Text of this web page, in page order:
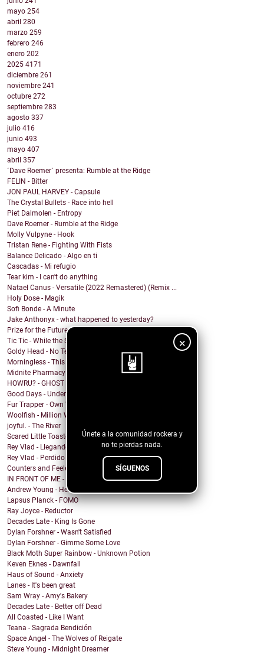
×
Únete a la comunidad rockera y
no te pierdas nada.
SÍGUENOS
mayo 254
abril 280
marzo 259
febrero 246
enero 202
2025 4171
diciembre 261
noviembre 241
octubre 272
septiembre 283
agosto 337
julio 416
junio 493
mayo 407
abril 357
´Dave Roemer´ presenta: Rumble at the Ridge
FELIN - Bitter
JON PAUL HARVEY - Capsule
The Crystal Bullets - Race into hell
Piet Dalmolen - Entropy
Dave Roemer - Rumble at the Ridge
Molly Vulpyne - Hook
Tristan Rene - Fighting With Fists
Balance Delicado - Algo en ti
Cascadas - Mi refugio
Tear kim - I can't do anything
Natael Canus - Versatile (2022 Remastered) (Remix ...
Holy Dose - Magik
Sofi Bonde - A Minute
Jake Anthonyx - what happened to yesterday?
Prize for the Future - Farewell
Tic Tic - While the Shadows Grow
Goldy Head - No Tengo Problema (Contigo)
Morningless - This Party
Midnite Pharmacy - Becoming
HOWRU? - GHOST
Good Days - Undertow
Fur Trapper - Own Worst Enemy
Woolfish - Million Ways
joyful. - The River
Scared Little Toaster - NO DECAF
Rey Vlad - Llegando al puerto
Rey Vlad - Perdido en altamar
Counters and Feelers - Golden Rule
IN FRONT OF ME - Screen Maniac
Andrew Young - Heaven
Lapsus Planck - FOMO
Ray Joyce - Reductor
Decades Late - King Is Gone
Dylan Forshner - Wasn't Satisfied
Dylan Forshner - Gimme Some Love
Black Moth Super Rainbow - Unknown Potion
Keven Eknes - Dawnfall
Haus of Sound - Anxiety
Lanes - It's been great
Sam Wray - Amy's Bakery
Decades Late - Better off Dead
All Coasted - Like I Want
Teana - Sagrada Bendición
Space Angel - The Wolves of Reigate
Steve Young - Midnight Dreamer